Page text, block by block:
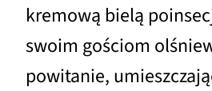
kremową bielą
swoim gościom
powitanie,